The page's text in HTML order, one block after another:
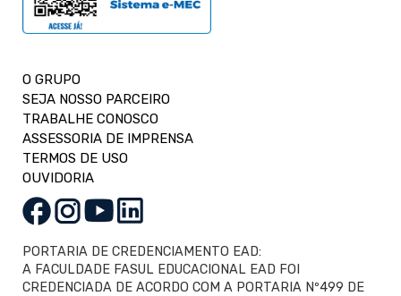
O GRUPO
SEJA NOSSO PARCEIRO
TRABALHE CONOSCO
ASSESSORIA DE IMPRENSA
TERMOS DE USO
OUVIDORIA
PORTARIA DE CREDENCIAMENTO EAD:
A FACULDADE FASUL EDUCACIONAL EAD FOI
CREDENCIADA DE ACORDO COM A PORTARIA Nº499 DE